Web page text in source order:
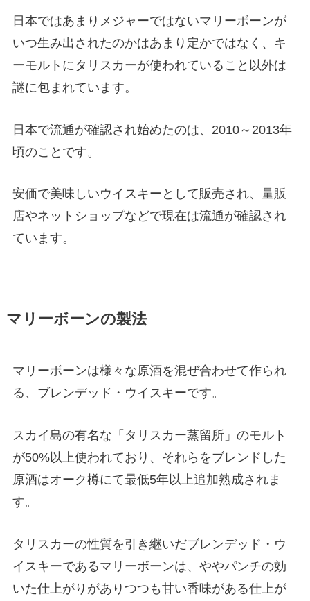
日本ではあまりメジャーではないマリーボーンが
いつ生み出されたのかはあまり定かではなく、キ
ーモルトにタリスカーが使われていること以外は
謎に包まれています。
日本で流通が確認され始めたのは、2010～2013年
頃のことです。
安価で美味しいウイスキーとして販売され、量販
店やネットショップなどで現在は流通が確認され
ています。
マリーボーンの製法
マリーボーンは様々な原酒を混ぜ合わせて作られ
る、ブレンデッド・ウイスキーです。
スカイ島の有名な「タリスカー蒸留所」のモルト
が50%以上使われており、それらをブレンドした
原酒はオーク樽にて最低5年以上追加熟成されま
す。
タリスカーの性質を引き継いだブレンデッド・ウ
イスキーであるマリーボーンは、ややパンチの効
いた仕上がりがありつつも甘い香味がある仕上が